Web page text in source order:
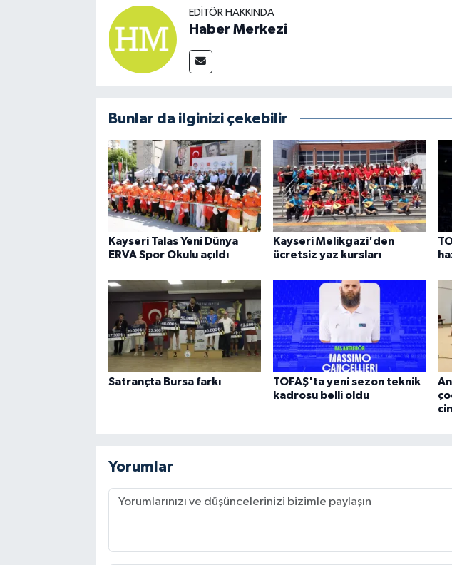
EDITÖR HAKKINDA
Haber Merkezi
Bunlar da ilginizi çekebilir
Kayseri Talas Yeni Dünya
ERVA Spor Okulu açıldı
Kayseri Melikgazi'den
ücretsiz yaz kursları
Satrançta Bursa farkı
TOFAŞ'ta yeni sezon teknik
kadrosu belli oldu
Yorumlar